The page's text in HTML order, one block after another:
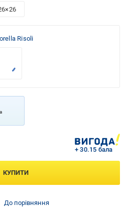
Risoli
+ 30.15 бала
КУПИТИ
До порівняння